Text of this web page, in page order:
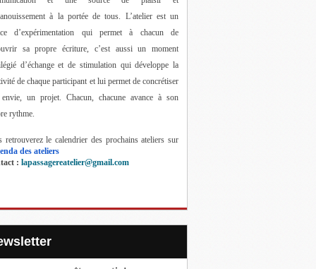
à la portée de tous. L’atelier est un
d’expérimentation qui permet à chacun de
sa propre écriture, c’est aussi un moment
d’échange et de stimulation qui développe la
de chaque participant et lui permet de concrétiser
un projet. Chacun, chacune avance à son
rythme.
retrouverez le calendrier des prochains ateliers sur
des ateliers
: lapassagereatelier@gmail.com